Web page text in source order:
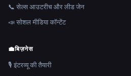
📞 सेल्स आउटरीच और लीड जेन
📣 सोशल मीडिया कॉन्टेंट
💼बिज़नेस
🎙️ इंटरव्यू की तैयारी